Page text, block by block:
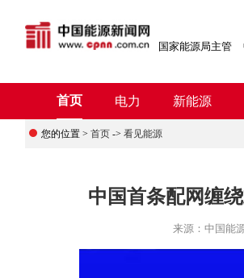
国家能源局主管
首页 电力 新能源
您的位置 > 首页 -> 看见能源
中国首条配网缠
来源： 中国能